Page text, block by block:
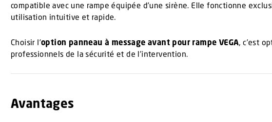
compatible avec une rampe équipée d’une sirène. Elle fonctionne
utilisation intuitive et rapide.
Choisir l’option panneau à message avant pour rampe VEGA, c’est
professionnels de la sécurité et de l’intervention.
Avantages